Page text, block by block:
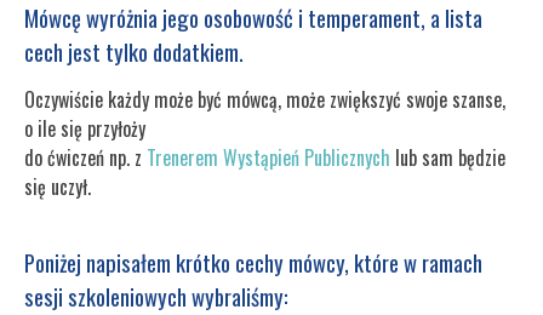
Mówcę wyróżnia jego osobowość i temperament, a lista
cech jest tylko dodatkiem.
Oczywiście każdy może być mówcą, może zwiększyć swoje szanse,
o ile się przyłoży
do ćwiczeń np. z Trenerem Wystąpień Publicznych lub sam będzie
się uczył.
Poniżej napisałem krótko cechy mówcy, które w ramach
sesji szkoleniowych wybraliśmy: